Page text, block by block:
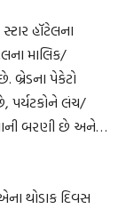
હૉટેલના
માલિક/
બ્રેડના પેકેટો
પર્યટકોને લંચ/
બરણી છે અને…
થોડાક દિવસ